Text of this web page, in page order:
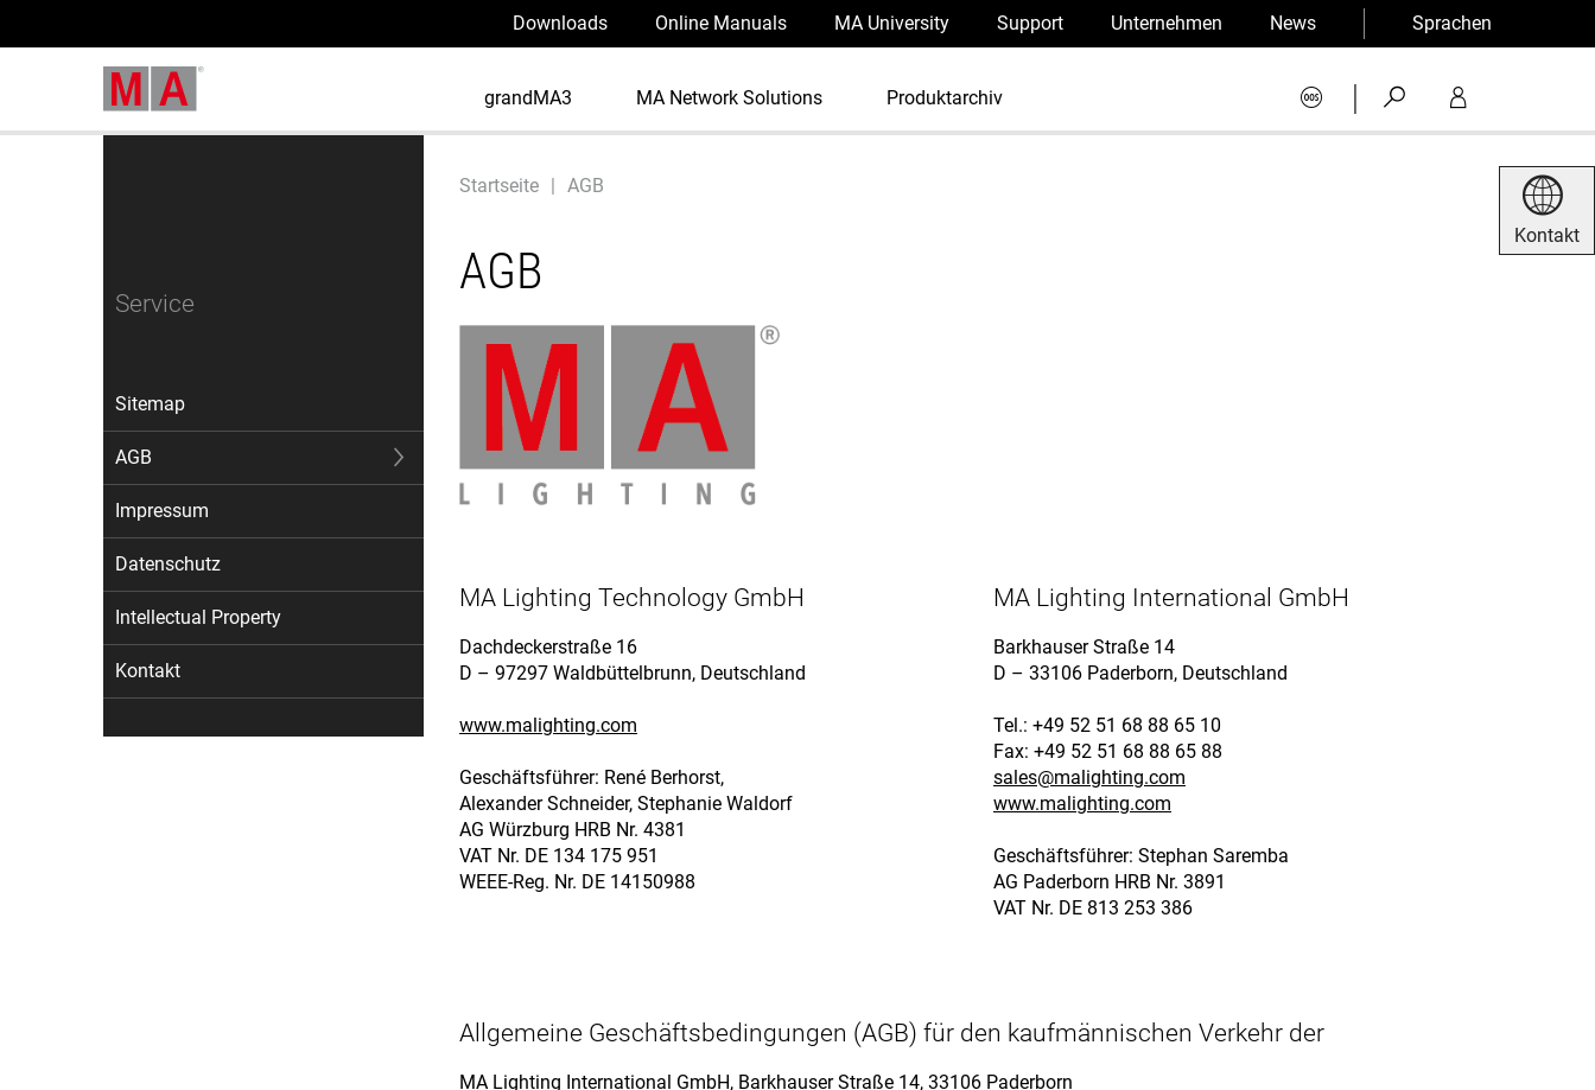
Downloads Online Manuals MA University Support Unternehmen News Sprachen
grandMA3 MA Network Solutions Produktarchiv |
Service
Sitemap
AGB
Impressum
Datenschutz
Intellectual Property
Kontakt
Startseite AGB
Kontakt
AGB
MA Lighting Technology GmbH
Dachdeckerstraße 16
D – 97297 Waldbüttelbrunn, Deutschland
www.malighting.com
Geschäftsführer: René Berhorst,
Alexander Schneider, Stephanie Waldorf
AG Würzburg HRB Nr. 4381
VAT Nr. DE 134 175 951
WEEE-Reg. Nr. DE 14150988
MA Lighting International GmbH
Barkhauser Straße 14
D – 33106 Paderborn, Deutschland
Tel.: +49 52 51 68 88 65 10
Fax: +49 52 51 68 88 65 88
sales@malighting.com
www.malighting.com
Geschäftsführer: Stephan Saremba
AG Paderborn HRB Nr. 3891
VAT Nr. DE 813 253 386
Allgemeine Geschäftsbedingungen (AGB) für den kaufmännischen Verkehr der
MA Lighting International GmbH, Barkhauser Straße 14, 33106 Paderborn